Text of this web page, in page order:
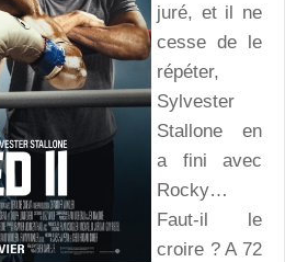
juré, et il ne
cesse de le
répéter,
Sylvester
Stallone en
a fini avec
Rocky…
Faut-il le
croire ? A 72